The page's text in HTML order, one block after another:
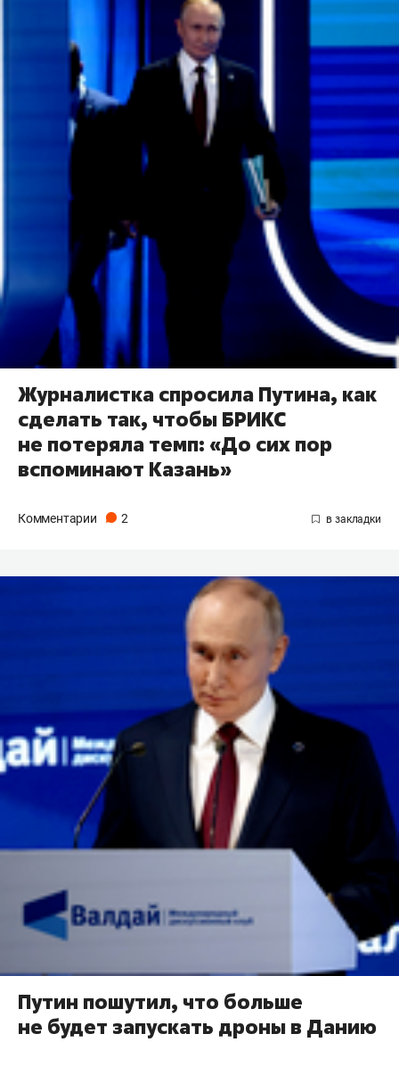
Журналистка спросила Путина, как
сделать так, чтобы БРИКС
не потеряла темп: «До сих пор
вспоминают Казань»
Комментарии 2
Путин пошутил, что больше
не будет запускать дроны в Данию